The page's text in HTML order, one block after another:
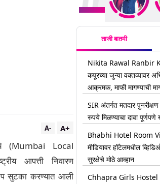
A+
A-
(Mumbai Local
आपत्ती निवारण
सुटका करण्यात आली
ताजी बातमी
Nikita Rawal Ranbir
कपूरच्या जुन्या वक्तव्यावर
आक्रमक, माफी मागण्याची
SIR अंतर्गत मतदार
रुपये मिळण्याचा दावा पूर्णपणे
Bhabhi Hotel Room
मीडियावर हॉटेलमधील
सुरक्षेचे मोठे आव्हान
Chhapra Girls Hostel